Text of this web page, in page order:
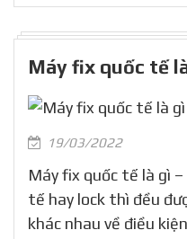
Máy fix quốc tế
19/03/2022
Máy fix quốc tế là gì
tế hay lock thì đều
khác nhau về điều